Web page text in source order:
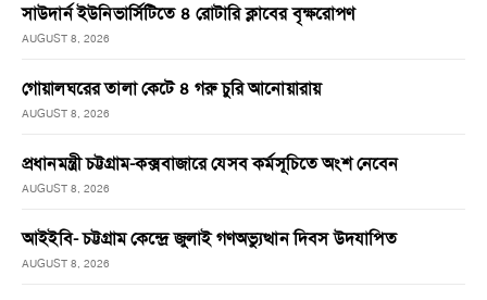
সাউদার্ন ইউনিভার্সিটিতে ৪ রোটারি ক্লাবের বৃক্ষরোপণ
AUGUST 8, 2026
গোয়ালঘরের তালা কেটে ৪ গরু চুরি আনোয়ারায়
AUGUST 8, 2026
প্রধানমন্ত্রী চট্টগ্রাম-কক্সবাজারে যেসব কর্মসূচিতে অংশ নেবেন
AUGUST 8, 2026
আইইবি- চট্টগ্রাম কেন্দ্রে জুলাই গণঅভ্যুত্থান দিবস উদযাপিত
AUGUST 8, 2026